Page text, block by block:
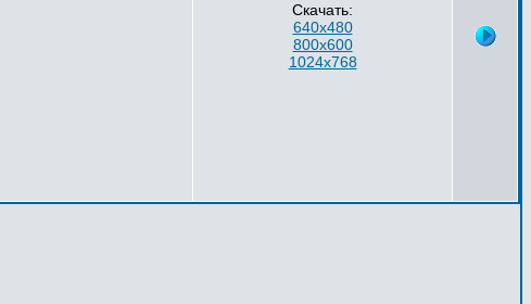
Скачать:
640x480
800x600
1024x768